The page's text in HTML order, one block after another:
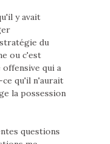
y avait
du
ou c'est
qui a
qu'il n'aurait
la possession
questions